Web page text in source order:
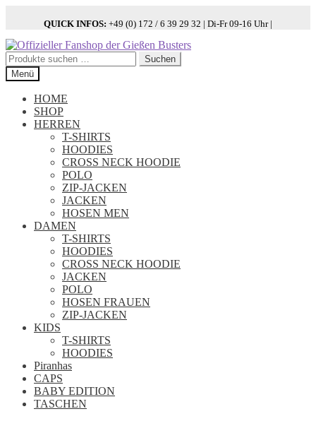
QUICK INFOS: +49 (0) 172 / 6 39 29 32 | Di-Fr 09-16 Uhr |
Zur
Navigation
springen
Zum
Inhalt
springen
Suchen
nach:
Suchen
Menü
HOME
SHOP
HERREN
T-SHIRTS
HOODIES
CROSS NECK HOODIE
POLO
ZIP-JACKEN
JACKEN
HOSEN MEN
DAMEN
T-SHIRTS
HOODIES
CROSS NECK HOODIE
JACKEN
POLO
HOSEN FRAUEN
ZIP-JACKEN
KIDS
T-SHIRTS
HOODIES
Piranhas
CAPS
BABY EDITION
TASCHEN